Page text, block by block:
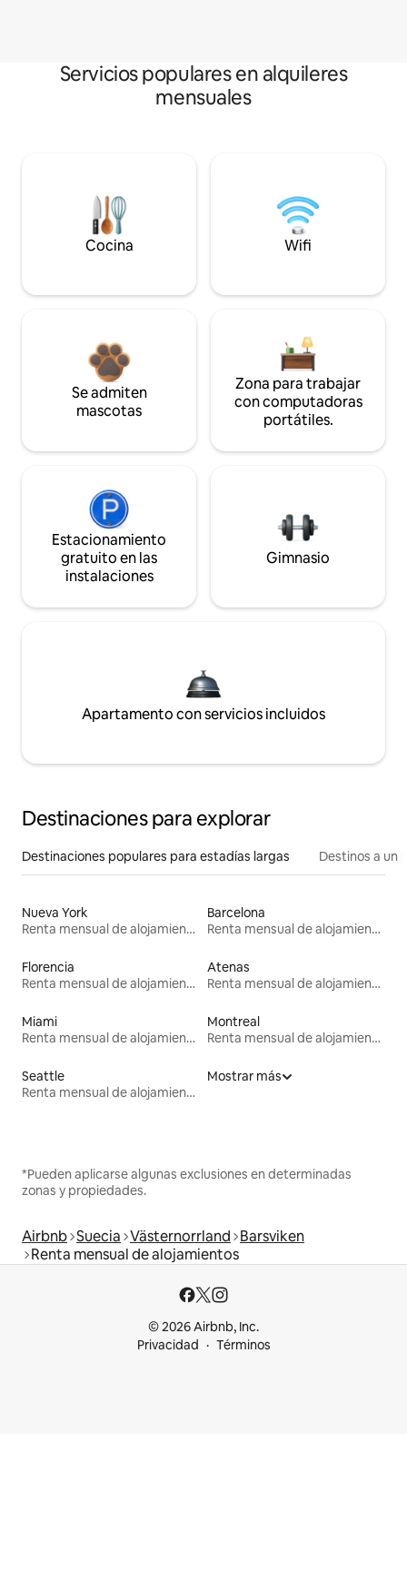
Servicios populares en alquileres
mensuales
Cocina Wifi
Se admiten
mascotas
Zona para trabajar
con computadoras
portátiles.
Estacionamiento
gratuito en las
instalaciones
Gimnasio
Apartamento con servicios incluidos
Destinaciones para explorar
Destinaciones populares para estadías largas Destinos a un
Nueva York
Renta mensual de alojamientos
Barcelona
Renta mensual de alojamientos
Florencia
Renta mensual de alojamientos
Atenas
Renta mensual de alojamientos
Miami
Renta mensual de alojamientos
Montreal
Renta mensual de alojamientos
Seattle
Renta mensual de alojamientos
Mostrar más
*Pueden aplicarse algunas exclusiones en determinadas
zonas y propiedades.
Airbnb Suecia Västernorrland Barsviken
Renta mensual de alojamientos
© 2026 Airbnb, Inc.
Privacidad
Términos